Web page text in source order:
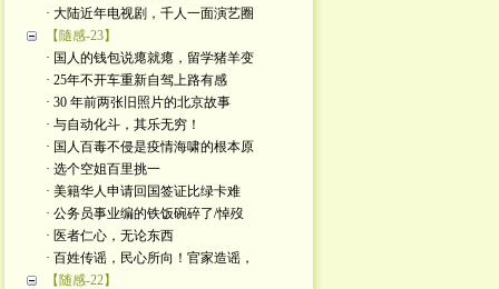
· 大陆近年电视剧，千人一面演艺圈
【隨感-23】
· 国人的钱包说瘪就瘪，留学猪羊变
· 25年不开车重新自驾上路有感
· 30 年前两张旧照片的北京故事
· 与自动化斗，其乐无穷！
· 国人百毒不侵是疫情海啸的根本原
· 选个空姐百里挑一
· 美籍华人申请回国签证比绿卡难
· 公务员事业编的铁饭碗碎了/悼歿
· 医者仁心，无论东西
· 百姓传谣，民心所向！官家造谣，
【随感-22】